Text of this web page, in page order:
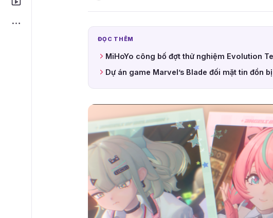
ĐỌC THÊM
MiHoYo công bố đợt thử nghiệm Evolution
Dự án game Marvel’s Blade đối mặt tin đồn